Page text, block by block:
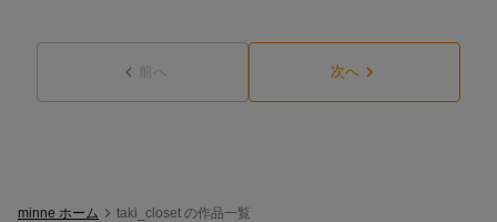
前へ 次へ
minne ホーム taki_closet の作品一覧